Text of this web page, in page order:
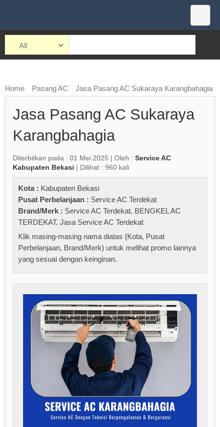
Home Pasang AC Jasa Pasang AC Sukaraya Karangbahagia
Jasa Pasang AC Sukaraya
Karangbahagia
Diterbitkan pada : 01 Mei 2025 | Oleh : Service AC
Kabupaten Bekasi | Dilihat : 960 kali
Kota : Kabupaten Bekasi
Pusat Perbelanjaan : Service AC Terdekat
Brand/Merk : Service AC Terdekat, BENGKEL AC
TERDEKAT, Jasa Service AC Terdekat
Klik masing-masing nama diatas (Kota, Pusat
Perbelanjaan, Brand/Merk) untuk melihat promo lainnya
yang sesuai dengan keinginan.